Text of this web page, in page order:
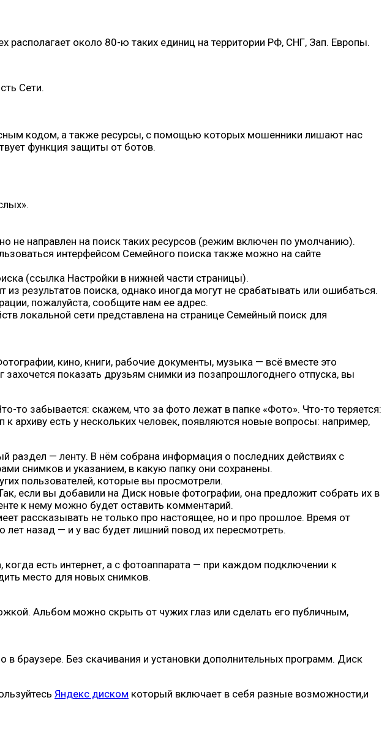
располагает около 80-ю таких единиц на территории РФ, СНГ, Зап. Европы.
Сети.
кодом, а также ресурсы, с помощью которых мошенники лишают нас
функция защиты от ботов.
не направлен на поиск таких ресурсов (режим включен по умолчанию).
интерфейсом Семейного поиска также можно на сайте
(ссылка Настройки в нижней части страницы).
поиска, однако иногда могут не срабатывать или ошибаться.
пожалуйста, сообщите нам ее адрес.
локальной сети представлена на странице Семейный поиск для
кино, книги, рабочие документы, музыка — всё вместе это
захочется показать друзьям снимки из позапрошлогоднего отпуска, вы
то забывается: скажем, что за фото лежат в папке «Фото». Что-то теряется:
архиву есть у нескольких человек, появляются новые вопросы: например,
— ленту. В нём собрана информация о последних действиях с
снимков и указанием, в какую папку они сохранены.
пользователей, которые вы просмотрели.
если вы добавили на Диск новые фотографии, она предложит собрать их в
к нему можно будет оставить комментарий.
рассказывать не только про настоящее, но и про прошлое. Время от
назад — и у вас будет лишний повод их пересмотреть.
есть интернет, а с фотоаппарата — при каждом подключении к
место для новых снимков.
Альбом можно скрыть от чужих глаз или сделать его публичным,
браузере. Без скачивания и установки дополнительных программ. Диск
Яндекс диском который включает в себя разные возможности,и